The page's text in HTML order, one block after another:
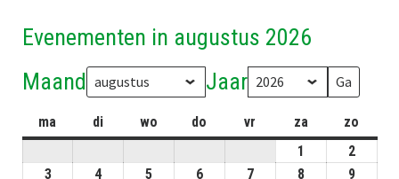
Evenementen in augustus 2026
Maand
Jaar
ma maandag
didinsdagwo woensdag
do donderdag
vr vrijdagzazaterdag
zo
1
2
303- 404- 5 6 7 8 9